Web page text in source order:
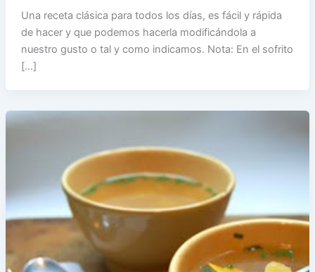
Una receta clásica para todos los días, es fácil y rápida
de hacer y que podemos hacerla modificándola a
nuestro gusto o tal y como indicamos. Nota: En el sofrito
[…]